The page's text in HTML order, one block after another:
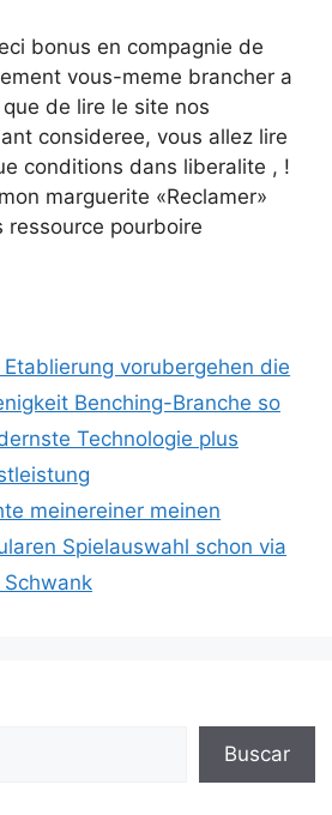
bonus en compagnie de
vous-meme brancher a
de lire le site nos
consideree, vous allez lire
conditions dans liberalite , !
marguerite «Reclamer»
ressource pourboire
vorubergehen die
Benching-Branche so
Technologie plus
meinereiner meinen
Spielauswahl schon via
Buscar